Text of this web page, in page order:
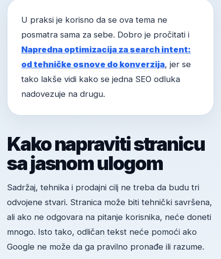
U praksi je korisno da se ova tema ne
posmatra sama za sebe. Dobro je pročitati i
Napredna optimizacija za search intent:
od tehničke osnove do konverzija, jer se
tako lakše vidi kako se jedna SEO odluka
nadovezuje na drugu.
Kako napraviti stranicu
sa jasnom ulogom
Sadržaj, tehnika i prodajni cilj ne treba da budu tri
odvojene stvari. Stranica može biti tehnički savršena,
ali ako ne odgovara na pitanje korisnika, neće doneti
mnogo. Isto tako, odličan tekst neće pomoći ako
Google ne može da ga pravilno pronađe ili razume.